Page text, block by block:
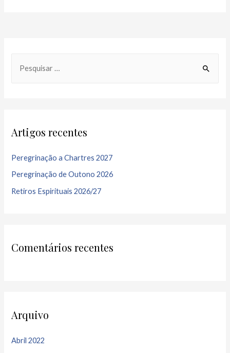
Artigos recentes
Peregrinação a Chartres 2027
Peregrinação de Outono 2026
Retiros Espirituais 2026/27
Comentários recentes
Arquivo
Abril 2022